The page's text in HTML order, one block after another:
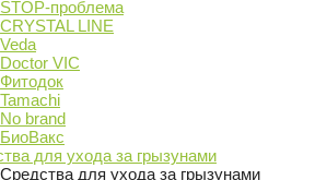
STOP-проблема
CRYSTAL LINE
Veda
Doctor VIC
Фитодок
Tamachi
No brand
БиоВакс
для ухода за грызунами
Средства для ухода за грызунами